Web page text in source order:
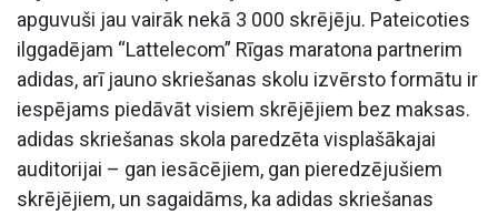
apguvuši jau vairāk nekā 3 000 skrējēju. Pateicoties
ilggadējam “Lattelecom” Rīgas maratona partnerim
adidas, arī jauno skriešanas skolu izvērsto formātu ir
iespējams piedāvāt visiem skrējējiem bez maksas.
adidas skriešanas skola paredzēta visplašākajai
auditorijai – gan iesācējiem, gan pieredzējušiem
skrējējiem, un sagaidāms, ka adidas skriešanas